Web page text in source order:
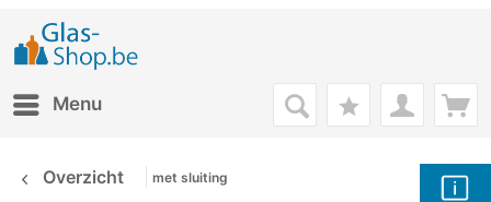
Menu
Overzicht met sluiting